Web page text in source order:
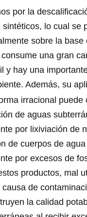
por la
sintéticos, lo cual se
sobre la base
una gran
y hay una
Además, su
irracional puede
de aguas
por lixiviación de
de cuerpos de
por excesos de
productos, mal
de
la calidad